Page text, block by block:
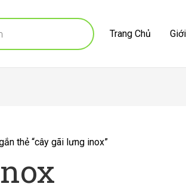
Trang Chủ
thẻ “cây gãi lưng inox”